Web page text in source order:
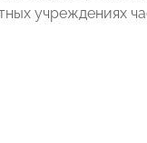
учреждениях